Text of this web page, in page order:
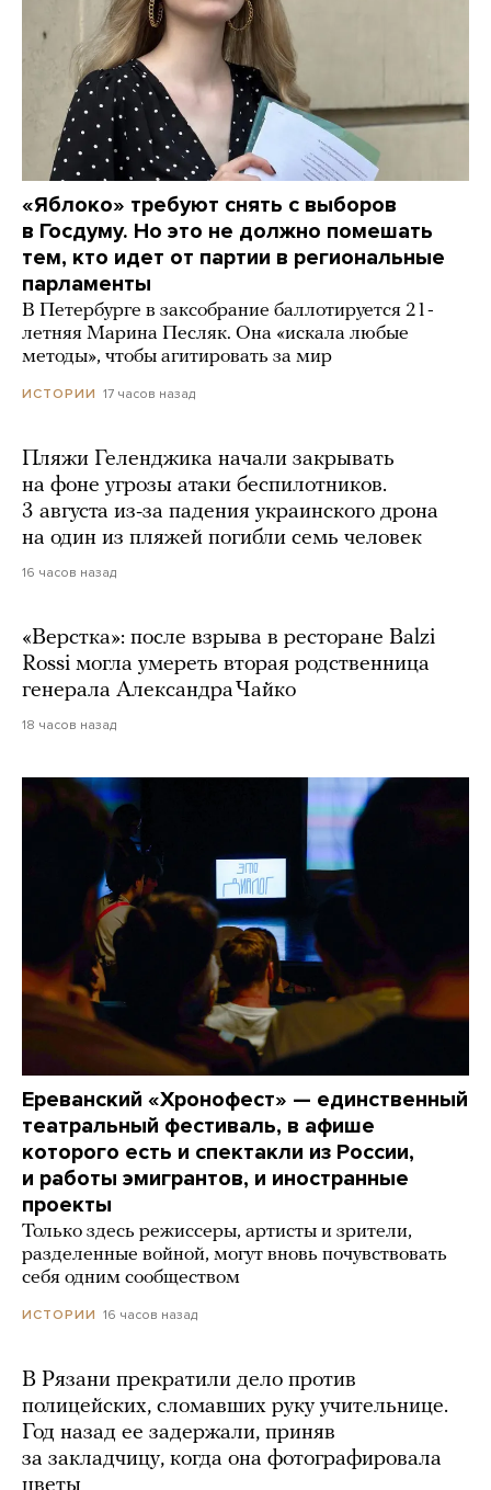
«Яблоко» требуют снять с выборов
в Госдуму. Но это не должно помешать
тем, кто идет от партии в региональные
парламенты
В Петербурге в заксобрание баллотируется 21-
летняя Марина Песляк. Она «искала любые
методы», чтобы агитировать за мир
ИСТОРИИ 17 часов назад
Пляжи Геленджика начали закрывать
на фоне угрозы атаки беспилотников.
3 августа из-за падения украинского дрона
на один из пляжей погибли семь человек
16 часов назад
«Верстка»: после взрыва в ресторане Balzi
Rossi могла умереть вторая родственница
генерала Александра Чайко
18 часов назад
Ереванский «Хронофест» — единственный
театральный фестиваль, в афише
которого есть и спектакли из России,
и работы эмигрантов, и иностранные
проекты
Только здесь режиссеры, артисты и зрители,
разделенные войной, могут вновь почувствовать
себя одним сообществом
ИСТОРИИ 16 часов назад
В Рязани прекратили дело против
полицейских, сломавших руку учительнице.
Год назад ее задержали, приняв
за закладчицу, когда она фотографировала
цветы